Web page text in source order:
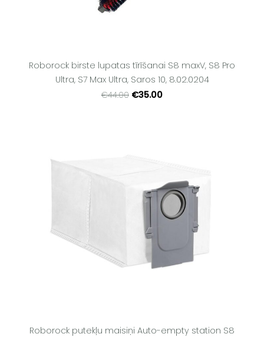
Roborock birste lupatas tīrīšanai S8 maxV, S8 Pro
Ultra, S7 Max Ultra, Saros 10, 8.02.0204
€44.00 €35.00
Roborock putekļu maisiņi Auto-empty station S8